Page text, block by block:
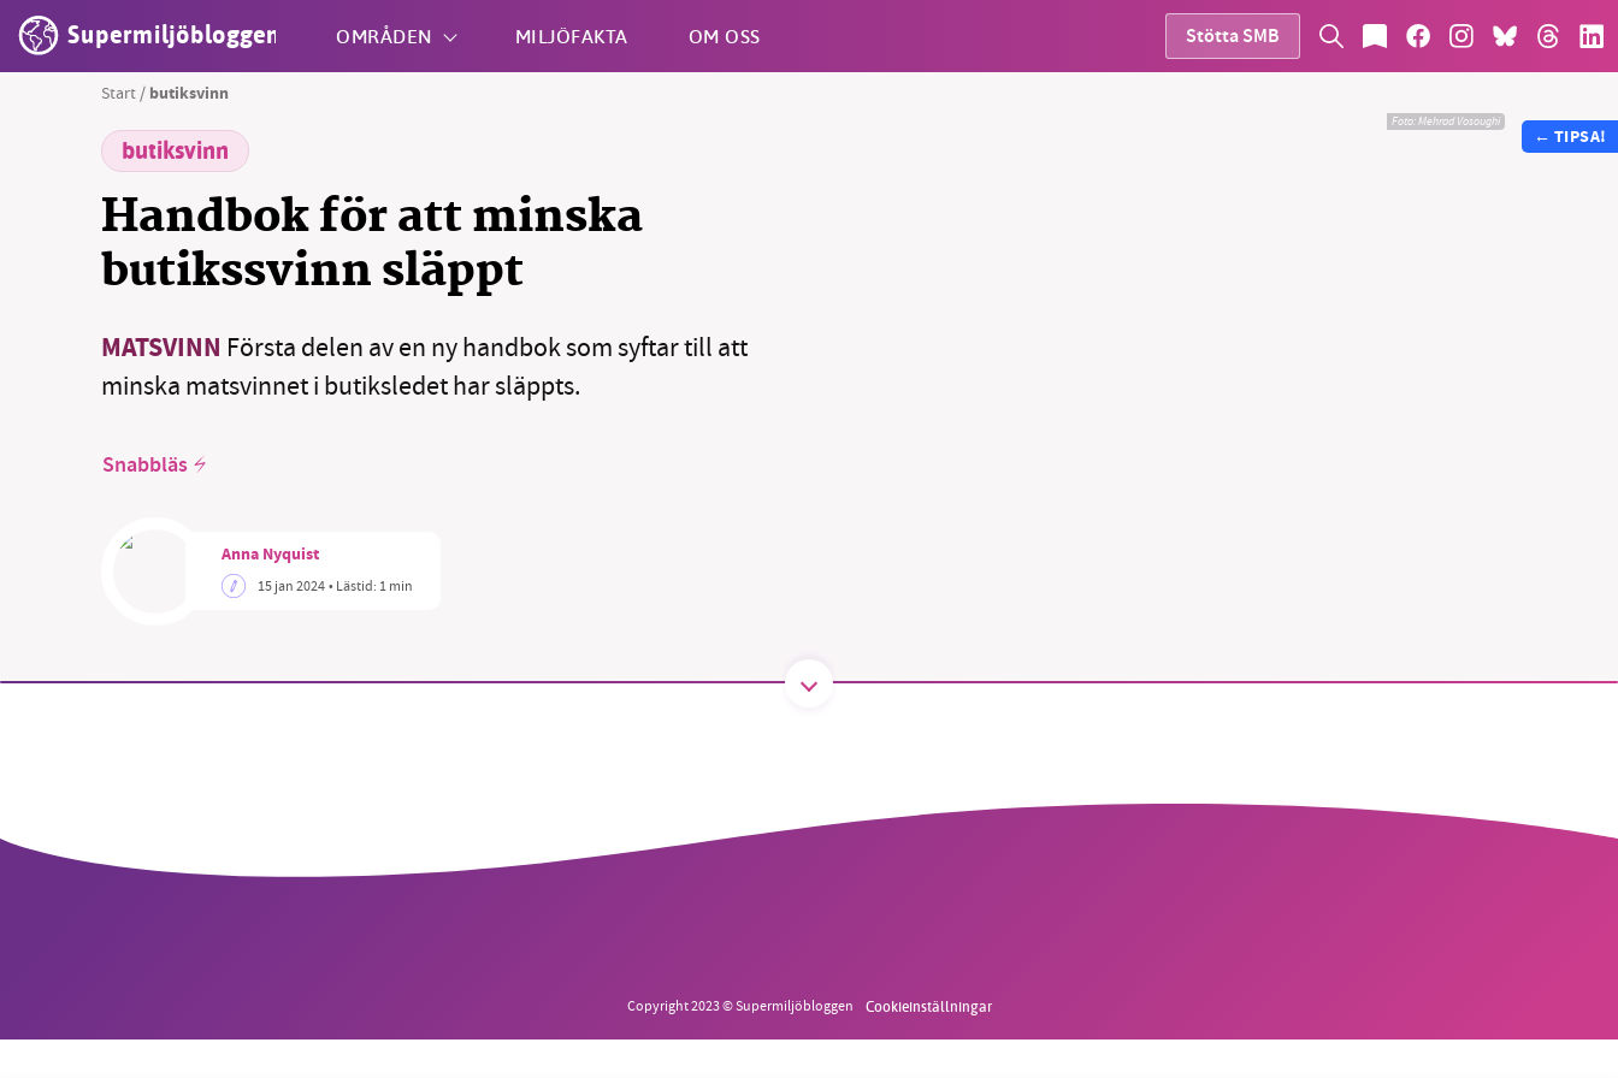
Supermiljöbloggen OMRÅDEN MILJÖFAKTA OM OSS Stötta SMB
Start / butiksvinn
butiksvinn
Handbok för att minska
butikssvinn släppt
MATSVINN Första delen av en ny handbok som syftar till att
minska matsvinnet i butiksledet har släppts.
Snabbläs
Anna Nyquist
15 jan 2024• Lästid: 1 min
Foto:Mehrad Vosoughi
← TIPSA!
Copyright 2023 © Supermiljöbloggen Cookieinställningar
SMB kämpar för en hållbar framtid. Sedan starten 2010 har vår
Stötta vårt arbete genom att swisha en slant till